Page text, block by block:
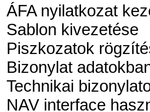
ÁFA nyilatkozat
Sablon kivezetése
Piszkozatok
Bizonylat
Technikai
NAV interface